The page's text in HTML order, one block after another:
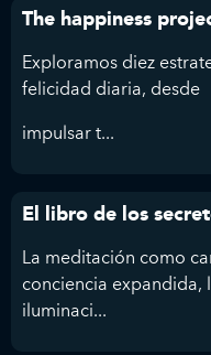
The happiness
Exploramos diez
felicidad diaria, desde
impulsar t...
El libro de los
La meditación como
conciencia
iluminaci...